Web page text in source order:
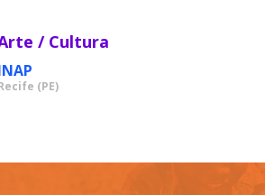
/ Cultura
(PE)